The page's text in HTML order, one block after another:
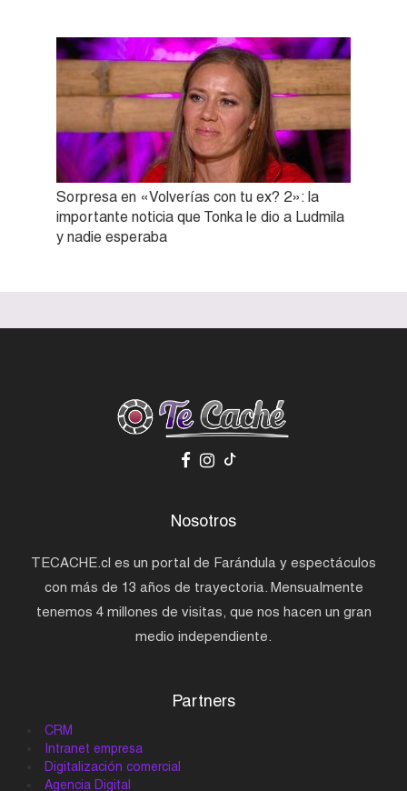
Sorpresa en «Volverías con tu ex? 2»: la
importante noticia que Tonka le dio a Ludmila
y nadie esperaba
Nosotros
TECACHE.cl es un portal de Farándula y espectáculos
con más de 13 años de trayectoria. Mensualmente
tenemos 4 millones de visitas, que nos hacen un gran
medio independiente.
Partners
CRM
Intranet empresa
Digitalización comercial
Agencia Digital